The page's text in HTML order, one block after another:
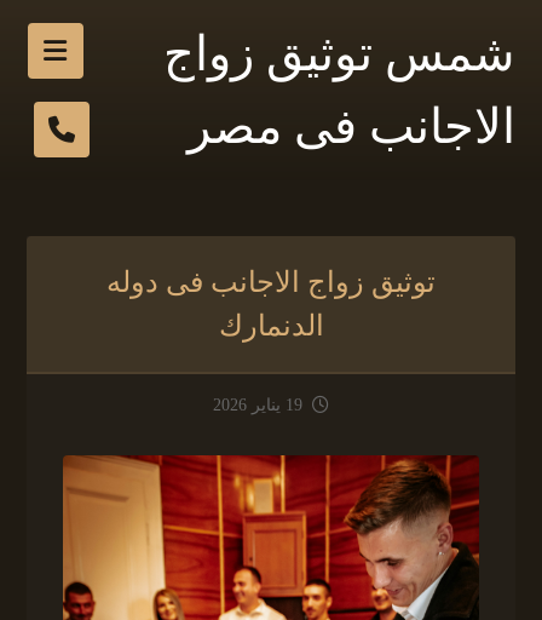
شمس توثيق زواج
الاجانب فى مصر
توثيق زواج الاجانب فى دوله
الدنمارك
19 يناير 2026